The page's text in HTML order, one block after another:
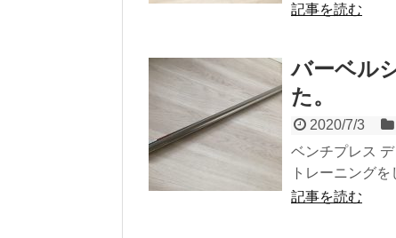
記事を読む
バーベル
た。
2020/7/3
ベンチプレス
トレーニング
記事を読む